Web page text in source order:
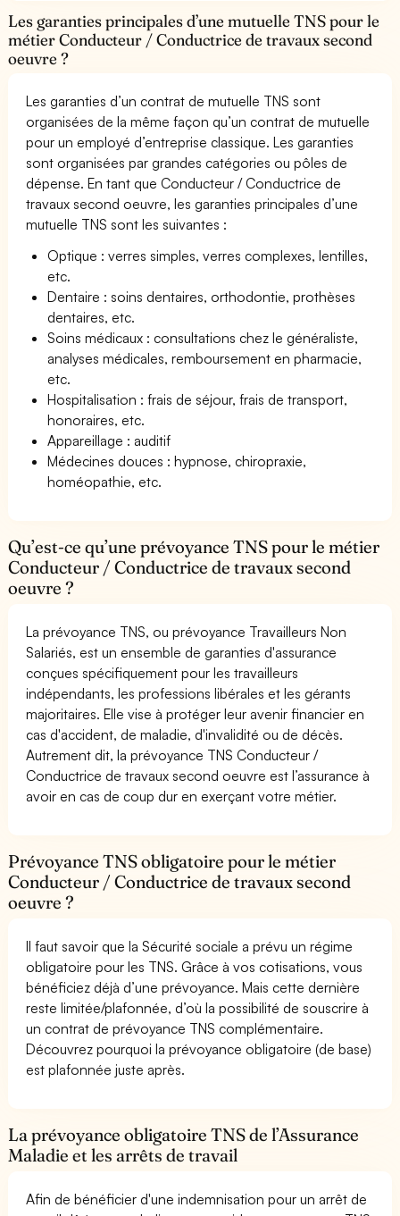
Les garanties principales d’une mutuelle TNS pour le
métier Conducteur / Conductrice de travaux second
oeuvre ?
Les garanties d’un contrat de mutuelle TNS sont
organisées de la même façon qu’un contrat de mutuelle
pour un employé d’entreprise classique. Les garanties
sont organisées par grandes catégories ou pôles de
dépense. En tant que Conducteur / Conductrice de
travaux second oeuvre, les garanties principales d’une
mutuelle TNS sont les suivantes :
Optique : verres simples, verres complexes, lentilles,
etc.
Dentaire : soins dentaires, orthodontie, prothèses
dentaires, etc.
Soins médicaux : consultations chez le généraliste,
analyses médicales, remboursement en pharmacie,
etc.
Hospitalisation : frais de séjour, frais de transport,
honoraires, etc.
Appareillage : auditif
Médecines douces : hypnose, chiropraxie,
homéopathie, etc.
Qu’est-ce qu’une prévoyance TNS pour le métier
Conducteur / Conductrice de travaux second
oeuvre ?
La prévoyance TNS, ou prévoyance Travailleurs Non
Salariés, est un ensemble de garanties d'assurance
conçues spécifiquement pour les travailleurs
indépendants, les professions libérales et les gérants
majoritaires. Elle vise à protéger leur avenir financier en
cas d'accident, de maladie, d'invalidité ou de décès.
Autrement dit, la prévoyance TNS Conducteur /
Conductrice de travaux second oeuvre est l’assurance à
avoir en cas de coup dur en exerçant votre métier.
Prévoyance TNS obligatoire pour le métier
Conducteur / Conductrice de travaux second
oeuvre ?
Il faut savoir que la Sécurité sociale a prévu un régime
obligatoire pour les TNS. Grâce à vos cotisations, vous
bénéficiez déjà d’une prévoyance. Mais cette dernière
reste limitée/plafonnée, d’où la possibilité de souscrire à
un contrat de prévoyance TNS complémentaire.
Découvrez pourquoi la prévoyance obligatoire (de base)
est plafonnée juste après.
La prévoyance obligatoire TNS de l’Assurance
Maladie et les arrêts de travail
Afin de bénéficier d'une indemnisation pour un arrêt de